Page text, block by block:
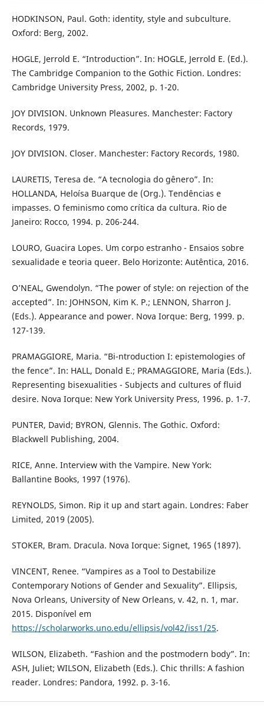
HODKINSON, Paul. Goth: identity, style and subculture.
Oxford: Berg, 2002.
HOGLE, Jerrold E. “Introduction”. In: HOGLE, Jerrold E. (Ed.).
The Cambridge Companion to the Gothic Fiction. Londres:
Cambridge University Press, 2002, p. 1-20.
JOY DIVISION. Unknown Pleasures. Manchester: Factory
Records, 1979.
JOY DIVISION. Closer. Manchester: Factory Records, 1980.
LAURETIS, Teresa de. “A tecnologia do gênero”. In:
HOLLANDA, Heloísa Buarque de (Org.). Tendências e
impasses. O feminismo como crítica da cultura. Rio de
Janeiro: Rocco, 1994. p. 206-244.
LOURO, Guacira Lopes. Um corpo estranho - Ensaios sobre
sexualidade e teoria queer. Belo Horizonte: Autêntica, 2016.
O’NEAL, Gwendolyn. “The power of style: on rejection of the
accepted”. In: JOHNSON, Kim K. P.; LENNON, Sharron J.
(Eds.). Appearance and power. Nova Iorque: Berg, 1999. p.
127-139.
PRAMAGGIORE, Maria. “Bi-ntroduction I: epistemologies of
the fence”. In: HALL, Donald E.; PRAMAGGIORE, Maria (Eds.).
Representing bisexualities - Subjects and cultures of fluid
desire. Nova Iorque: New York University Press, 1996. p. 1-7.
PUNTER, David; BYRON, Glennis. The Gothic. Oxford:
Blackwell Publishing, 2004.
RICE, Anne. Interview with the Vampire. New York:
Ballantine Books, 1997 (1976).
REYNOLDS, Simon. Rip it up and start again. Londres: Faber
Limited, 2019 (2005).
STOKER, Bram. Dracula. Nova Iorque: Signet, 1965 (1897).
VINCENT, Renee. “Vampires as a Tool to Destabilize
Contemporary Notions of Gender and Sexuality”. Ellipsis,
Nova Orleans, University of New Orleans, v. 42, n. 1, mar.
2015. Disponível em
https://scholarworks.uno.edu/ellipsis/vol42/iss1/25.
WILSON, Elizabeth. “Fashion and the postmodern body”. In:
ASH, Juliet; WILSON, Elizabeth (Eds.). Chic thrills: A fashion
reader. Londres: Pandora, 1992. p. 3-16.